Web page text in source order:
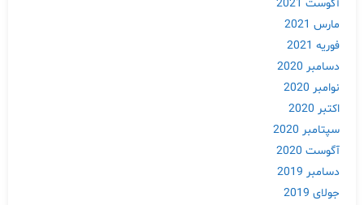
آگوست 2021
مارس 2021
فوریه 2021
دسامبر 2020
نوامبر 2020
اکتبر 2020
سپتامبر 2020
آگوست 2020
دسامبر 2019
جولای 2019